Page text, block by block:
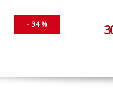
- 34 %